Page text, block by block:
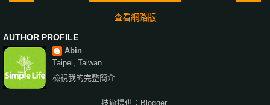
查看網路版
AUTHOR PROFILE
Abin
Taipei, Taiwan
檢視我的完整簡介
技術提供： Blogger.